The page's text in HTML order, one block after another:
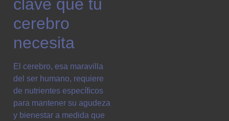
clave que tu
cerebro
necesita
El cerebro, esa maravilla
del ser humano, requiere
de nutrientes específicos
para mantener su agudeza
y bienestar a medida que